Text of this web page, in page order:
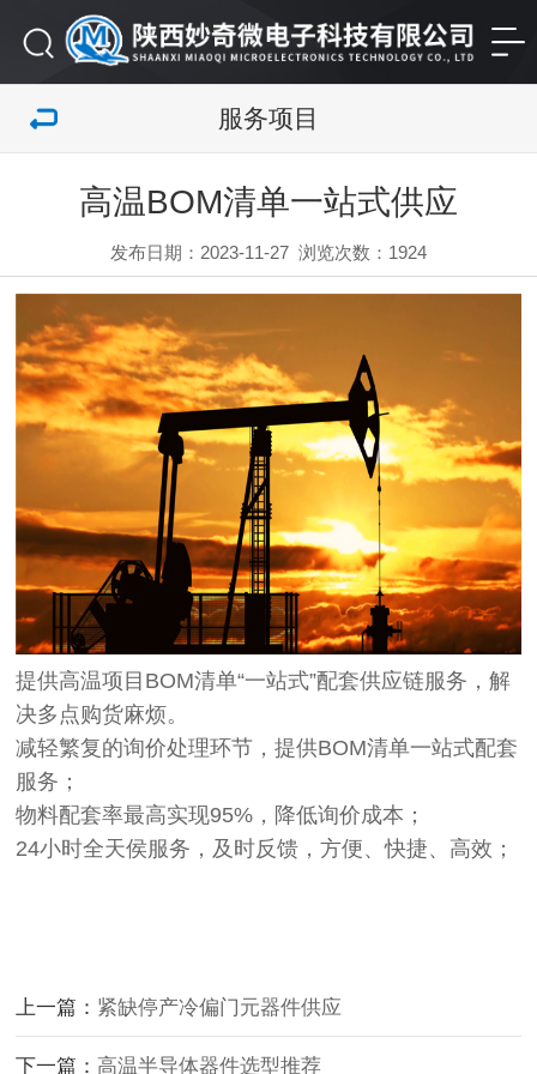
服务项目
高温BOM清单一站式供应
发布日期：2023-11-27 浏览次数： 1924
提供高温项目BOM清单“一站式”配套供应链服务，解
决多点购货麻烦。
减轻繁复的询价处理环节，提供BOM清单一站式配套
服务；
物料配套率最高实现95%，降低询价成本；
24小时全天侯服务，及时反馈，方便、快捷、高效；
上一篇： 紧缺停产冷偏门元器件供应
下一篇：高温半导体器件选型推荐